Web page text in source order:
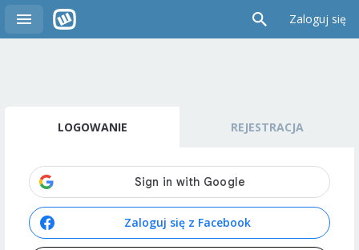
Zaloguj się
LOGOWANIE REJESTRACJA
Zaloguj się z Facebook